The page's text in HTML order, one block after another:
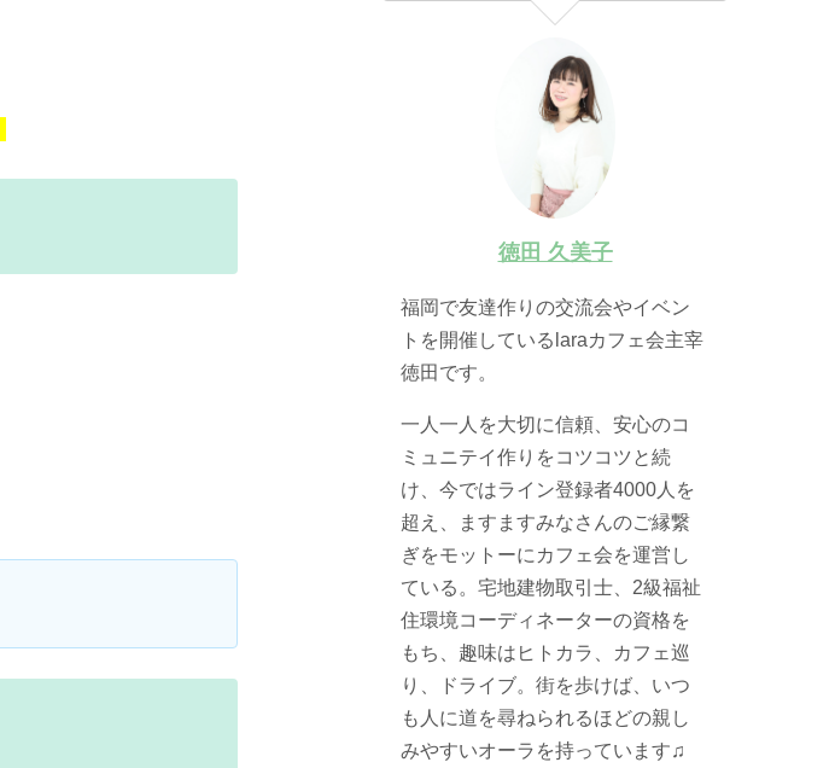
徳田 久美子
福岡で友達作りの交流会やイベン
トを開催しているlaraカフェ会主宰
徳田です。
一人一人を大切に信頼、安心のコ
ミュニテイ作りをコツコツと続
け、今ではライン登録者4000人を
超え、ますますみなさんのご縁繋
ぎをモットーにカフェ会を運営し
ている。宅地建物取引士、2級福祉
住環境コーディネーターの資格を
もち、趣味はヒトカラ、カフェ巡
り、ドライブ。街を歩けば、いつ
も人に道を尋ねられるほどの親し
みやすいオーラを持っています♫